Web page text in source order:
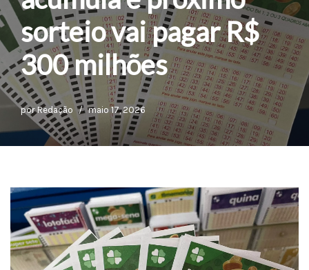
sorteio vai pagar R$
300 milhões
porRedação maio 17, 2026